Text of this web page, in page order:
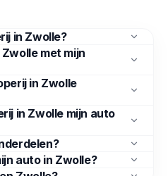
in Zwolle?
met mijn
in Zwolle
in Zwolle mijn auto
auto in Zwolle?